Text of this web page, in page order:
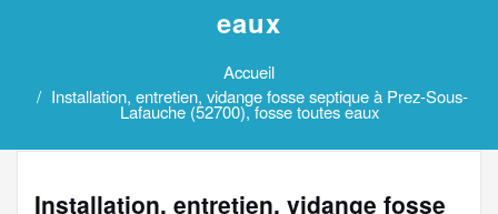
eaux
Accueil
Installation, entretien, vidange fosse septique à Prez-Sous-
Lafauche (52700), fosse toutes eaux
Installation, entretien, vidange fosse